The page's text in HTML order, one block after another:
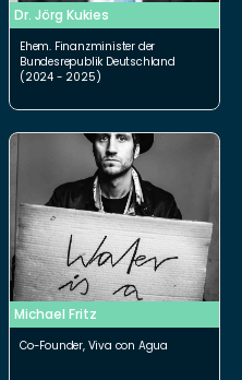
Dr. Jörg Kukies
Ehem. Finanzminister der
Bundesrepublik Deutschland
(2024 - 2025)
Michael Fritz
Co-Founder, Viva con Agua